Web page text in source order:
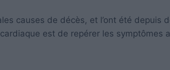
causes de décès, et l’ont été depuis
est de repérer les symptômes